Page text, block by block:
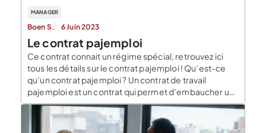
MANAGER
Boen S. 6 Juin 2023
Le contrat pajemploi
Ce contrat connait un régime spécial, retrouvez ici
tous les détails sur le contrat pajemploi ! Qu’est-ce
qu’un contrat pajemploi ? Un contrat de travail
pajemploi est un contrat qui permet d’embaucher un
assistant maternel agréé. Le contrat consacre les
modalités de la garde de l’enfant. Le contrat est
unique, en effet, il ne concerne qu’un […]